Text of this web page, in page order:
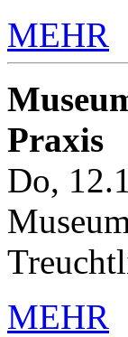
MEHR
Praxis
Do,
MEHR